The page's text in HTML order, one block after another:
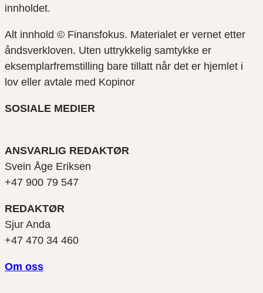
innholdet.
Alt innhold © Finansfokus. Materialet er vernet etter
åndsverkloven. Uten uttrykkelig samtykke er
eksemplarfremstilling bare tillatt når det er hjemlet i
lov eller avtale med Kopinor
SOSIALE MEDIER
ANSVARLIG REDAKTØR
Svein Åge Eriksen
+47 900 79 547
REDAKTØR
Sjur Anda
+47 470 34 460
Om oss